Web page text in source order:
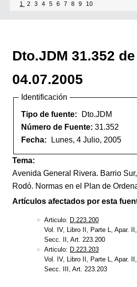
1 2 3 4 5 6 7 8 9 10
Dto.JDM 31.352 de
04.07.2005
Identificación
Tipo de fuente:
Dto.JDM
Número de Fuente: 31.352
Fecha:
Lunes, 4 Julio, 2005
Tema:
Avenida General Rivera. Barrio
Rodó. Normas en el Plan de
Artículos afectados por esta
Articulo: D.223.200
Vol. IV, Libro II, Parte L, Apar.
Secc. II, Art. 223.200
Articulo: D.223.203
Vol. IV, Libro II, Parte L, Apar.
Secc. III, Art. 223.203